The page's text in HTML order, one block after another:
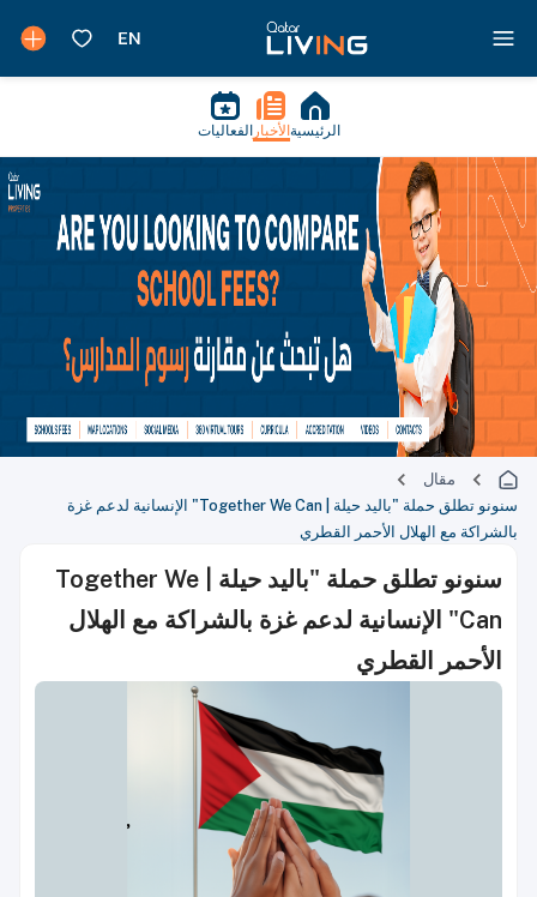
الرئيسية الأخبار الفعاليات
مقال
سنونو تطلق حملة "باليد حيلة | Together We Can" الإنسانية لدعم غزة
بالشراكة مع الهلال الأحمر القطري
سنونو تطلق حملة "باليد حيلة | Together We
Can" الإنسانية لدعم غزة بالشراكة مع الهلال
الأحمر القطري